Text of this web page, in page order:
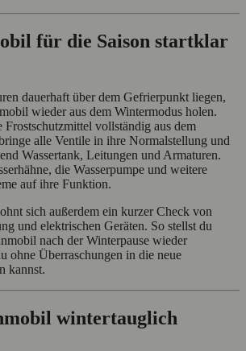
für die Saison startklar
dauerhaft über dem Gefrierpunkt liegen,
wieder aus dem Wintermodus holen.
Frostschutzmittel vollständig aus dem
alle Ventile in ihre Normalstellung und
Wassertank, Leitungen und Armaturen.
die Wasserpumpe und weitere
auf ihre Funktion.
sich außerdem ein kurzer Check von
und elektrischen Geräten. So stellst du
nach der Winterpause wieder
ohne Überraschungen in die neue
kannst.
wintertauglich